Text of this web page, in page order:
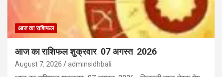
आज का राशिफल
आज का राशिफल शुक्रवार 07 अगस्त 2026
August 7, 2026 adminsidhbali